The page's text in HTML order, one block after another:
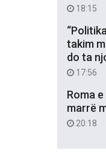
18:15
takim
do ta
17:56
Roma
marrë
20:18